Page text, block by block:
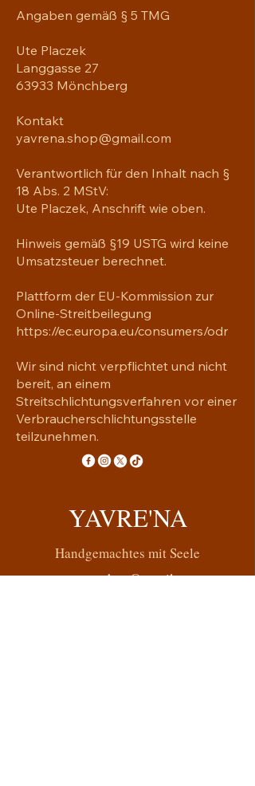
Angaben gemäß § 5 TMG
Ute Placzek
Langgasse 27
63933 Mönchberg
Kontakt
yavrena.shop@gmail.com
Verantwortlich für den Inhalt nach §
18 Abs. 2 MStV:
Ute Placzek, Anschrift wie oben.
Hinweis gemäß §19 USTG wird keine
Umsatzsteuer berechnet.
Plattform der EU-Kommission zur
Online-Streitbeilegung
https://ec.europa.eu/consumers/odr
Wir sind nicht verpflichtet und nicht
bereit, an einem
Streitschlichtungsverfahren vor einer
Verbraucherschlichtungsstelle
teilzunehmen.
YAVRE'NA
Handgemachtes mit Seele
yavrena.shop@gmail.com